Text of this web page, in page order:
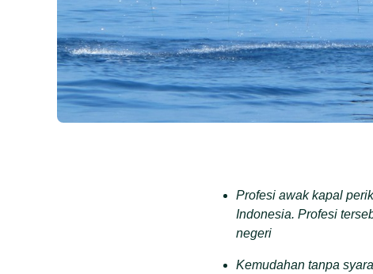
Profesi awak kapal
Indonesia. Profesi
negeri
Kemudahan tanpa